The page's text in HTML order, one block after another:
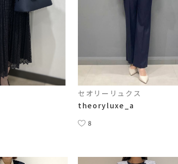
セオリーリュクス
theoryluxe_a
8